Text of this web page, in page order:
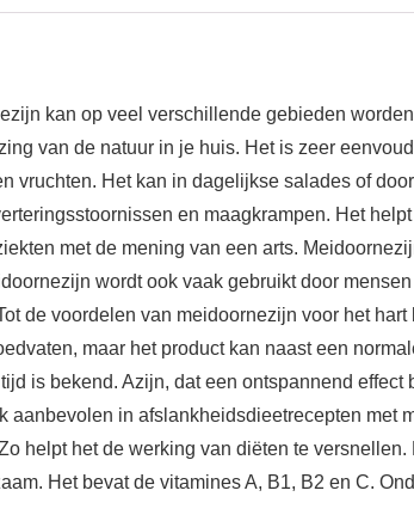
kan op veel verschillende gebieden
van de natuur in je huis. Het is zeer
vruchten. Het kan in dagelijkse salades of
en maagkrampen. Het
met de mening van een arts.
wordt ook vaak gebruikt door
de voordelen van meidoornezijn voor het
maar het product kan naast een
is bekend. Azijn, dat een ontspannend
in afslankheidsdieetrecepten met
helpt het de werking van diëten te
Het bevat de vitamines A, B1, B2 en C.